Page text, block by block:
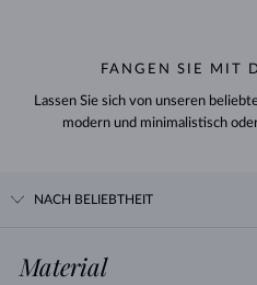
FANGEN SIE MIT
Lassen Sie sich von unseren
modern und minimalistisch
NACH BELIEBTHEIT
Material